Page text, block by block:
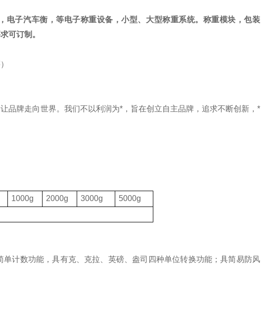
电子汽车衡，等电子称重设备，小型、大型称重系统。称重模块，包装
可订制。
品牌走向世界。我们不以利润为*，旨在创立自主品牌，追求不断创新，*
1000g 2000g 3000g
5000g
单计数功能，具有克、克拉、英磅、盎司四种单位转换功能；具简易防风